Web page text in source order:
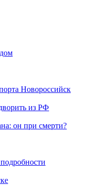
Новороссийск
из РФ
он при смерти?